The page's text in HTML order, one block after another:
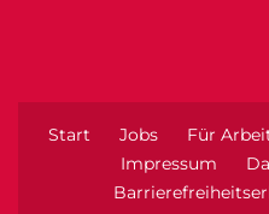
Start Jobs Für
Impressum